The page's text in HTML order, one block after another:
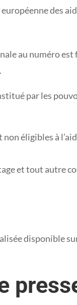
des
au numéro est
par les
éligibles à
et tout autre
disponible